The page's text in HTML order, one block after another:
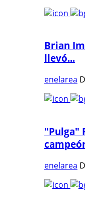
Brian
llevó...
enelarea
"Pulga"
enelarea